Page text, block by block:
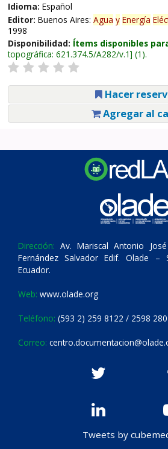
Idioma: Español
Editor: Buenos Aires: Agua y Energía
1998
Disponibilidad: Ítems disponibles
topográfica: 621.374.5/A282/v.1 (1).
Hacer
Agregar al
Dirección: Av. Mariscal Antonio
Fernández Salvador Edif. Olade –
Ecuador.
Web: www.olade.org
Teléfono: (593 2) 259 8122 / 2598 280
Correo:
Tweets by